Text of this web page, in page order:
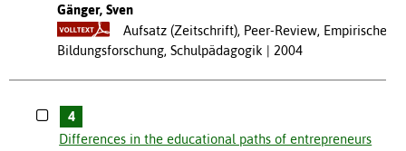
Gänger, Sven
Aufsatz (Zeitschrift), Peer-Review, Empirische
Bildungsforschung, Schulpädagogik
2004
4
Differences in the educational paths of entrepreneurs